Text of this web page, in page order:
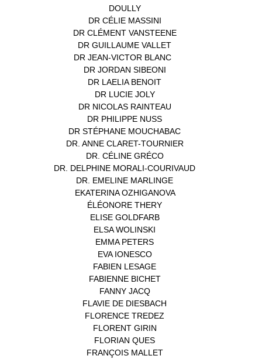
DOULLY(1)
DR CÉLIE MASSINI
DR CLÉMENT VANSTEENE(1)
DR GUILLAUME VALLET
DR JEAN-VICTOR BLANC(12)
DR JORDAN SIBEONI
DR LAELIA BENOIT
DR LUCIE JOLY(1)
DR NICOLAS RAINTEAU
DR PHILIPPE NUSS
DR STÉPHANE MOUCHABAC
DR. ANNE CLARET-TOURNIER(1)
DR. CÉLINE GRÉCO(1)
DR. DELPHINE MORALI-COURIVAUD
DR. EMELINE MARLINGE
EKATERINA OZHIGANOVA(1)
ÉLÉONORE THERY
ELISE GOLDFARB(1)
ELSA WOLINSKI
EMMA PETERS
EVA IONESCO(1)
FABIEN LESAGE
FABIENNE BICHET(1)
FANNY JACQ(1)
FLAVIE DE DIESBACH
FLORENCE TREDEZ
FLORENT GIRIN
FLORIAN QUES
FRANÇOIS MALLET(1)